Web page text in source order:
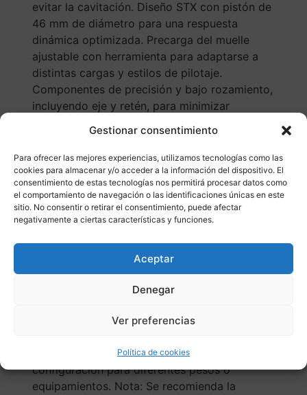
Gestionar consentimiento
Para ofrecer las mejores experiencias, utilizamos tecnologías como las
cookies para almacenar y/o acceder a la información del dispositivo. El
consentimiento de estas tecnologías nos permitirá procesar datos como
el comportamiento de navegación o las identificaciones únicas en este
sitio. No consentir o retirar el consentimiento, puede afectar
negativamente a ciertas características y funciones.
Aceptar
Denegar
Ver preferencias
Política de cookies
evitar la cavitación. Diseño STX con pistón de
46 mm de diámetro para una respuesta
dinámica optimizada. Precarga del muelle
ajustable con herramienta para adaptarse a
distintas cargas y estilos de pilotaje.
Componentes de precisión y bajo rozamiento,
incluyendo eje y retén, para minimizar
pérdidas energéticas. Diseñado para
mantenimiento periódico y servicio técnico
especializado. Ajuste y comportamiento
dinámico La combinación del amortiguador
monotubo con depósito externo y latiguillo
hidráulico permite una gestión térmica
eficiente, manteniendo la estabilidad del
regulación de rebote y compresión es
completamente ajustable, facilitando una
adaptación precisa al estilo de conducción y
hidráulico de la precarga del muelle, se puede
herramientas, permitiendo una rápida
configuración para diferentes pesos o
equipamientos. Nota: Se recomienda la